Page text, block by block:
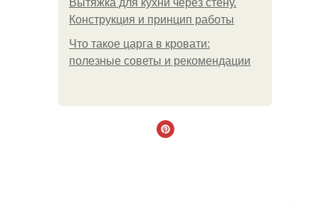
Вытяжка для кухни через стену.
Конструкция и принцип работы
Что такое царга в кровати:
полезные советы и рекомендации